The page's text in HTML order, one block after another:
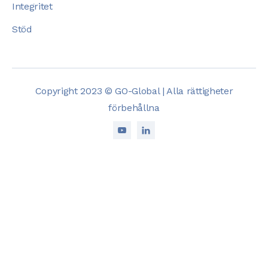
Integritet
Stöd
Copyright 2023 © GO-Global | Alla rättigheter
förbehållna
 